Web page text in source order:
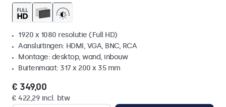
1920 x 1080 resolutie (Full HD)
Aansluitingen: HDMI, VGA, BNC, RCA
Montage: desktop, wand, inbouw
Buitenmaat: 317 x 200 x 35 mm
€ 349,00
€ 422,29 incl. btw